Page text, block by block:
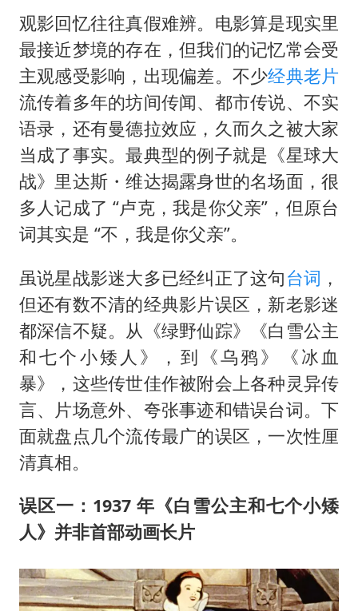
奋进开新局 实干挑大梁
观影回忆往往真假难辨。电影算是现实里
最接近梦境的存在，但我们的记忆常会受
主观感受影响，出现偏差。不少经典老片
流传着多年的坊间传闻、都市传说、不实
语录，还有曼德拉效应，久而久之被大家
当成了事实。最典型的例子就是《星球大
战》里达斯・维达揭露身世的名场面，很
多人记成了 “卢克，我是你父亲”，但原台
词其实是 “不，我是你父亲”。
虽说星战影迷大多已经纠正了这句台词 ，
但还有数不清的经典影片误区，新老影迷
都深信不疑。从《绿野仙踪》《白雪公主
和七个小矮人》，到《乌鸦》《冰血
暴》，这些传世佳作被附会上各种灵异传
言、片场意外、夸张事迹和错误台词。下
面就盘点几个流传最广的误区，一次性厘
清真相。
误区一：1937 年《白雪公主和七个小矮
人》并非首部动画长片